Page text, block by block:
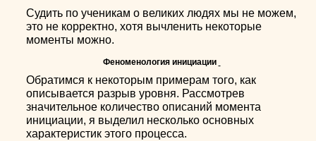
Судить по ученикам о великих людях мы не можем,
это не корректно, хотя вычленить некоторые
моменты можно.
Феноменология инициации
Обратимся к некоторым примерам того, как
описывается разрыв уровня. Рассмотрев
значительное количество описаний момента
инициации, я выделил несколько основных
характеристик этого процесса.